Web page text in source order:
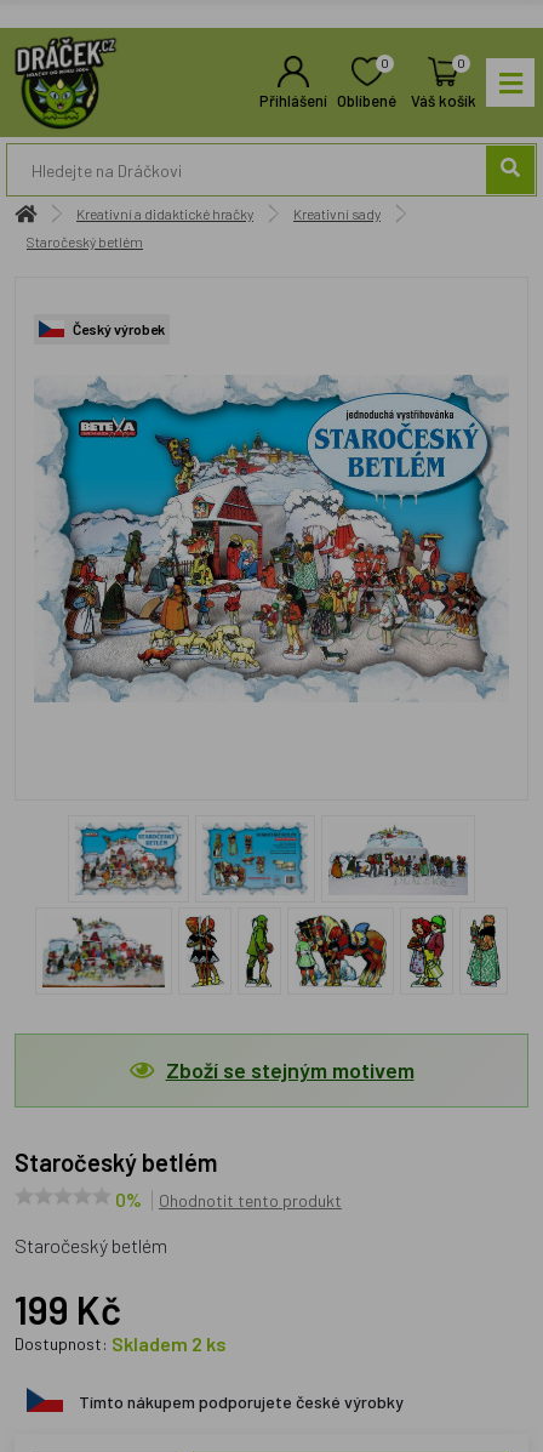
Přihlášení
0
Oblíbené
0
Váš košík
Kreativní a didaktické hračky
Kreativní sady
Staročeský betlém
Český výrobek
Zboží se stejným motivem
Staročeský betlém
0% Ohodnotit tento produkt
Staročeský betlém
199 Kč
Dostupnost: Skladem 2 ks
Tímto nákupem podporujete české výrobky